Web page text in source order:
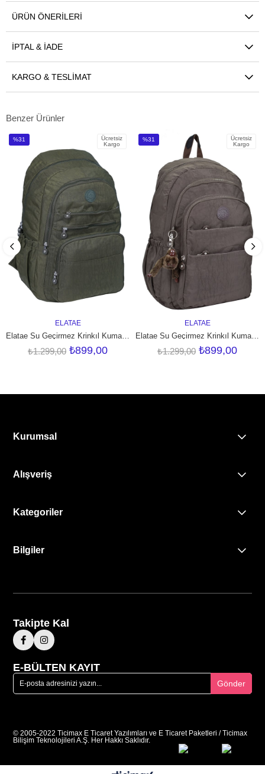
ÜRÜN ÖNERILERI
İPTAL & İADE
KARGO & TESLIMAT
Benzer Ürünler
SEPETE EKLE
%31
%31İndirim
Ücretsiz
Kargo
ELATAE
₺899,00
₺1.299,00
SEPETE EKLE
%31
%31İndirim
Ücretsiz
Kargo
ELATAE
₺899,00
₺1.299,00
Kurumsal
Alışveriş
Kategoriler
Bilgiler
Takipte Kal
E-BÜLTEN KAYIT
Gönder
© 2005-2022 Ticimax E Ticaret Yazılımları ve E Ticaret Paketleri / Ticimax
Bilişim Teknolojileri A.Ş. Her Hakkı Saklıdır.